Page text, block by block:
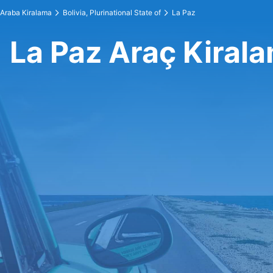
Araba Kiralama Bolivia, Plurinational State of La Paz
La Paz Araç